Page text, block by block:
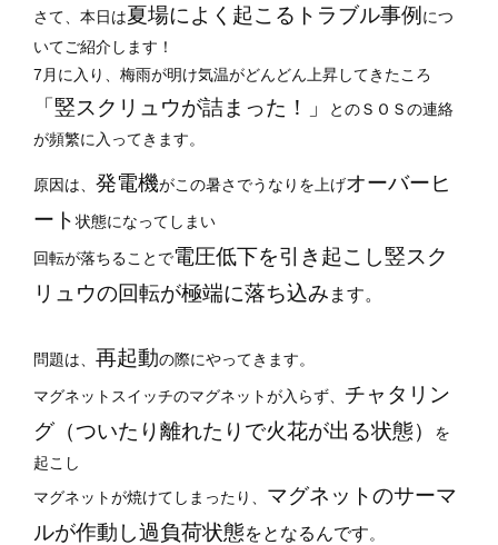
さて、本日は夏場によく起こるトラブル事例 につ
いてご紹介します！
7月に入り、梅雨が明け気温がどんどん上昇してきたころ
「竪スクリュウが詰まった！」
とのＳＯＳの連絡
が頻繁に入ってきます。
原因は、 発電機がこの暑さでうなりを上げオーバーヒ
ート 状態になってしまい
回転が落ちることで電圧低下を引き起こし竪スク
リュウの回転が極端に落ち込み ます。
問題は、 再起動の際にやってきます。
マグネットスイッチのマグネットが入らず、 チャタリン
グ（ついたり離れたりで火花が出る状態）
を
起こし
マグネットが焼けてしまったり、 マグネットのサーマ
ルが作動し過負荷状態をとなるんです。